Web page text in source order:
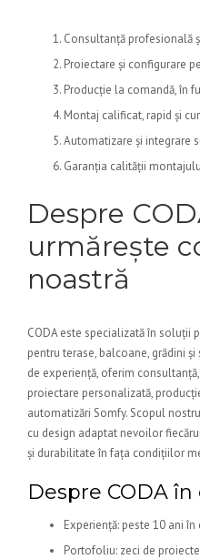
Consultanță profesională
Proiectare și configurare
Producție la comandă, în
Montaj calificat, rapid și
Automatizare și integrare
Garanția calității
Despre
urmărește
noastră
CODA este specializată în soluții
pentru terase, balcoane, grădini
de experiență, oferim
proiectare personalizată,
automatizări Somfy. Scopul
cu design adaptat nevoilor
și durabilitate în fața condițiilor
Despre CODA în
Experiență: peste 10 ani în
Portofoliu: zeci de